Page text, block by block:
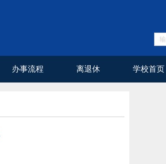
办事流程 离退休 学校首页